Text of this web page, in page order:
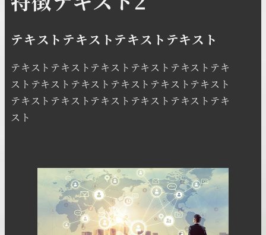
テキストテキストテキストテキスト
テキストテキストテキストテキストテキストテキ
ストテキストテキストテキストテキストテキスト
テキストテキストテキストテキストテキストテキ
スト